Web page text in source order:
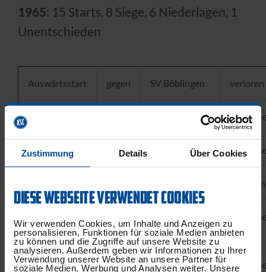
Zustimmung Details Über Cookies
DIESE WEBSEITE VERWENDET COOKIES
Wir verwenden Cookies, um Inhalte und Anzeigen zu
personalisieren, Funktionen für soziale Medien anbieten
zu können und die Zugriffe auf unsere Website zu
analysieren. Außerdem geben wir Informationen zu Ihrer
Verwendung unserer Website an unsere Partner für
soziale Medien, Werbung und Analysen weiter. Unsere
1965: 15 Starts, 8 Siege, 6 Niederlagen, 1
Unentschieden
Auswärtsstart gegen SV Böblingen verloren
Auswärtsstart gegen ASV Horb
Verloren
Hanau
Auswärtsstart gegen TV